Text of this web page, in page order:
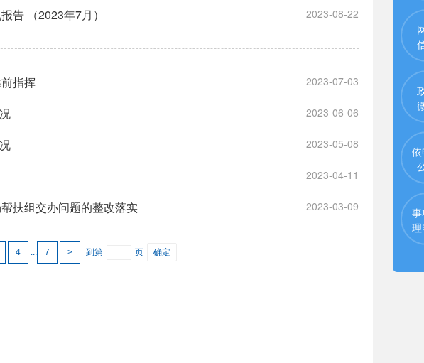
2023-08-22
告 （2023年7月）
2023-07-03
指挥
2023-06-06
2023-05-08
2023-04-11
2023-03-09
扶组交办问题的整改落实
4 ... 7 > 到第 页 确定